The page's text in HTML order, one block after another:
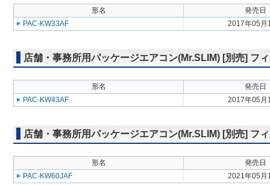
形名
発売日
PAC-KW33AF
2017年05月
店舗・事務所用パッケージエアコン(Mr.SLIM) [別売] フ
形名
発売日
PAC-KW43AF
2017年05月
店舗・事務所用パッケージエアコン(Mr.SLIM) [別売] フ
形名
発売日
PAC-KW60JAF
2021年05月